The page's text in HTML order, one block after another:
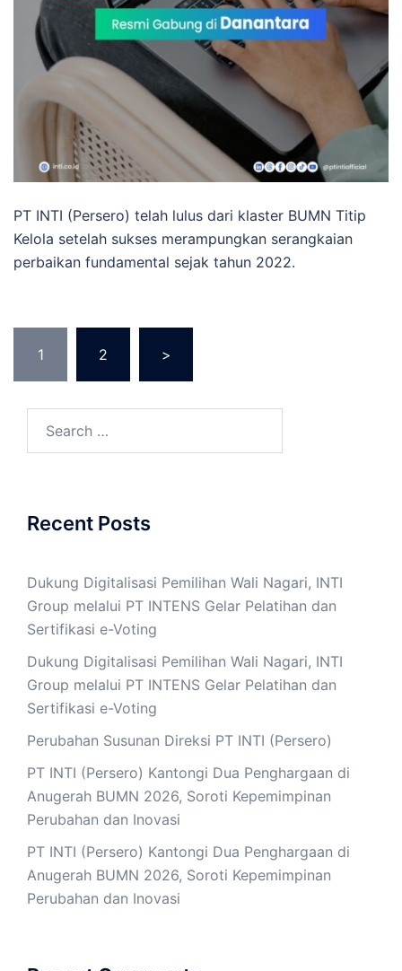
PT INTI (Persero) telah lulus dari klaster BUMN Titip
Kelola setelah sukses merampungkan serangkaian
perbaikan fundamental sejak tahun 2022.
pagination
1 2 >
for:
Recent Posts
Dukung Digitalisasi Pemilihan Wali Nagari, INTI
Group melalui PT INTENS Gelar Pelatihan dan
Sertifikasi e-Voting
Dukung Digitalisasi Pemilihan Wali Nagari, INTI
Group melalui PT INTENS Gelar Pelatihan dan
Sertifikasi e-Voting
Perubahan Susunan Direksi PT INTI (Persero)
PT INTI (Persero) Kantongi Dua Penghargaan di
Anugerah BUMN 2026, Soroti Kepemimpinan
Perubahan dan Inovasi
PT INTI (Persero) Kantongi Dua Penghargaan di
Anugerah BUMN 2026, Soroti Kepemimpinan
Perubahan dan Inovasi